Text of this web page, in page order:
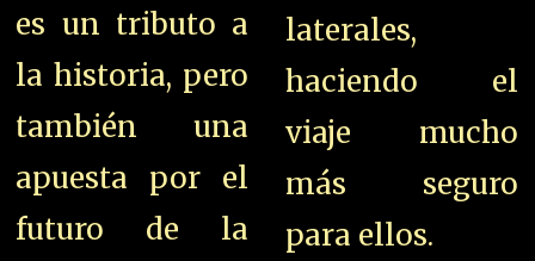
es un tributo a
la historia, pero
también una
apuesta por el
futuro de la
laterales,
haciendo el
viaje mucho
más seguro
para ellos.